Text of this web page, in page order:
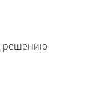
решению